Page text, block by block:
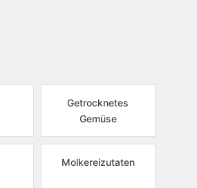
Getrocknetes
Gemüse
Molkereizutaten